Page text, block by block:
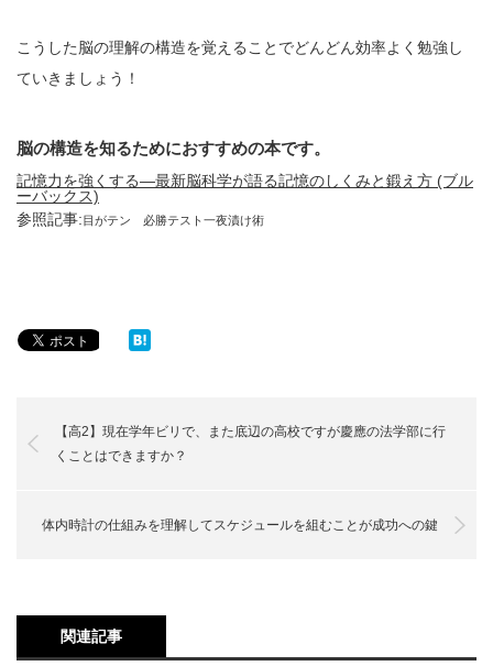
こうした脳の理解の構造を覚えることでどんどん効率よく勉強し
ていきましょう！
脳の構造を知るためにおすすめの本です。
記憶力を強くする―最新脳科学が語る記憶のしくみと鍛え方 (ブル
ーバックス)
参照記事:目がテン 必勝テスト一夜漬け術
【高2】現在学年ビリで、また底辺の高校ですが慶應の法学部に行
くことはできますか？
体内時計の仕組みを理解してスケジュールを組むことが成功への鍵
関連記事